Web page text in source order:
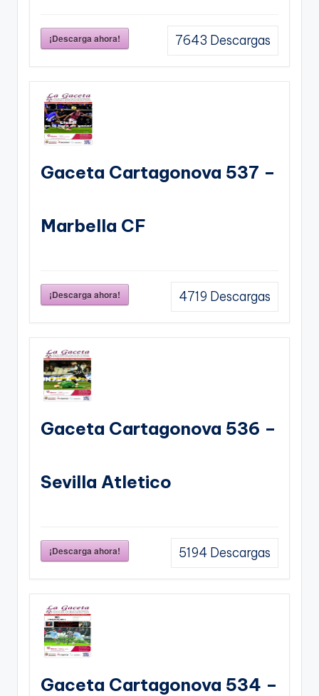
¡Descarga ahora! 7643 Descargas
Gaceta Cartagonova 537 –
Marbella CF
¡Descarga ahora! 4719 Descargas
Gaceta Cartagonova 536 –
Sevilla Atletico
¡Descarga ahora! 5194 Descargas
Gaceta Cartagonova 534 –